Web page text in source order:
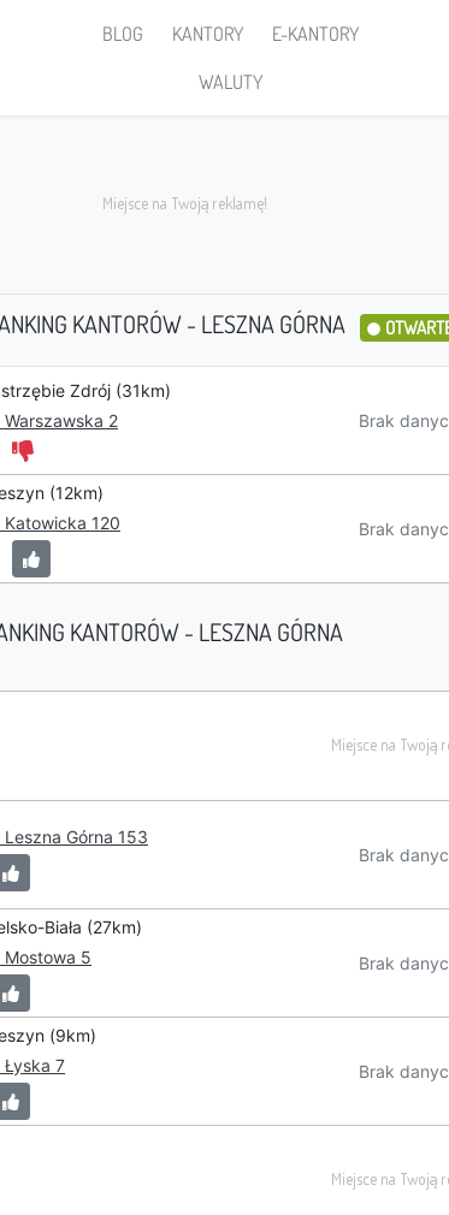
BLOG KANTORY
E-KANTORY
WALUTY
Sprzedaję
KANTORÓW - LESZNA GÓRNA
Zdrój (31km)
Warszawska 2
Brak
(12km)
Katowicka 120
Brak
KANTORÓW - LESZNA GÓRNA
Leszna Górna 153
Brak
Biała (27km)
Mostowa 5
Brak
(9km)
Łyska 7
Brak